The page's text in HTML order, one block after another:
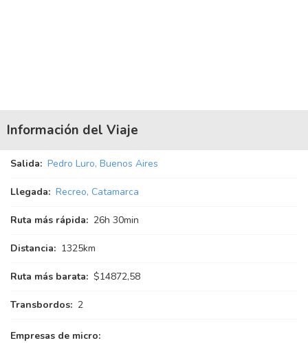
Información del Viaje
Salida: Pedro Luro, Buenos Aires
Llegada: Recreo, Catamarca
Ruta más rápida: 26h 30min
Distancia: 1325km
Ruta más barata: $14872,58
Transbordos: 2
Empresas de micro: